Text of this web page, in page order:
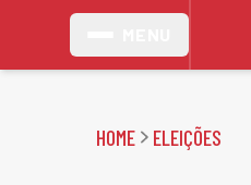
HOME ELEIÇÕES